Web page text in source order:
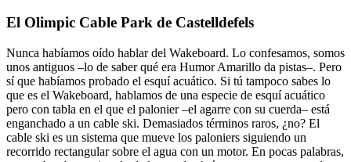
El Olimpic Cable Park de Castelldefels
Nunca habíamos oído hablar del Wakeboard. Lo confesamos, somos
unos antiguos –lo de saber qué era Humor Amarillo da pistas–. Pero
sí que habíamos probado el esquí acuático. Si tú tampoco sabes lo
que es el Wakeboard, hablamos de una especie de esquí acuático
pero con tabla en el que el palonier –el agarre con su cuerda– está
enganchado a un cable ski. Demasiados términos raros, ¿no? El
cable ski es un sistema que mueve los paloniers siguiendo un
recorrido rectangular sobre el agua con un motor. En pocas palabras,